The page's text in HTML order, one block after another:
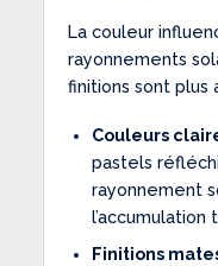
La couleur
rayonnements
finitions sont plus
Couleurs
pastels
rayonnement
l’accumulation
Finitions